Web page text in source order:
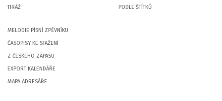
TIRÁŽ
PODLE ŠTÍTKŮ
MELODIE PÍSNÍ ZPĚVNÍKU
ČASOPISY KE STAŽENÍ
Z ČESKÉHO ZÁPASU
EXPORT KALENDÁŘE
MAPA ADRESÁŘE